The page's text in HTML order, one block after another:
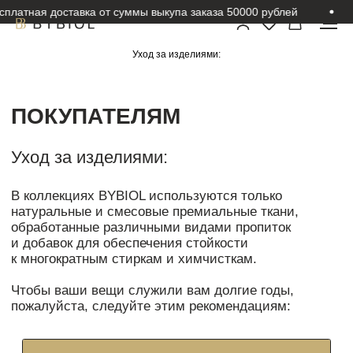
доставка от суммы выкупа заказа 50000 рублей
Уход за изделиями:
Уход за изделиями:
натуральные и смесовые премиальные ткани,
обработанные различными видами пропиток
Чтобы ваши вещи служили вам долгие годы,
пожалуйста, следуйте этим рекомендациям: